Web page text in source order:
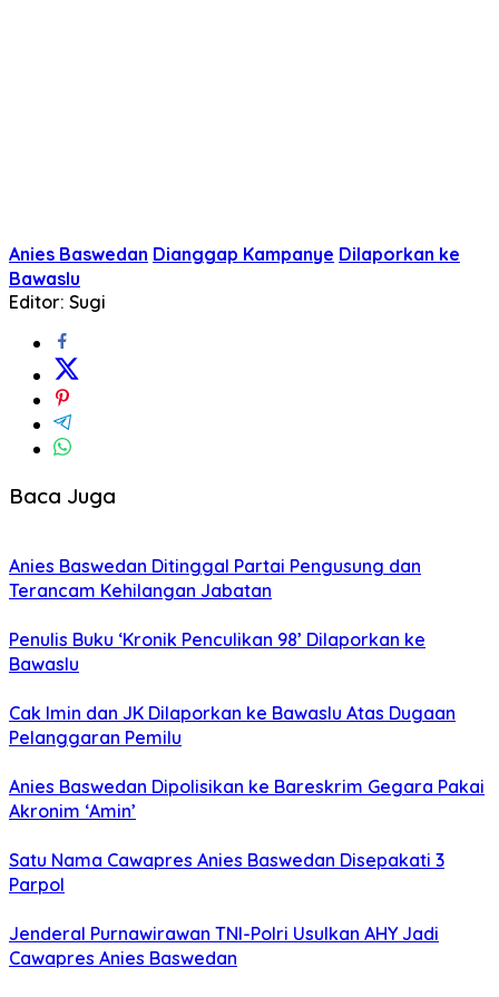
Anies Baswedan Dianggap Kampanye Dilaporkan ke
Bawaslu
Editor: Sugi
Baca Juga
Anies Baswedan Ditinggal Partai Pengusung dan
Terancam Kehilangan Jabatan
Penulis Buku ‘Kronik Penculikan 98’ Dilaporkan ke
Bawaslu
Cak Imin dan JK Dilaporkan ke Bawaslu Atas Dugaan
Pelanggaran Pemilu
Anies Baswedan Dipolisikan ke Bareskrim Gegara Pakai
Akronim ‘Amin’
Satu Nama Cawapres Anies Baswedan Disepakati 3
Parpol
Jenderal Purnawirawan TNI-Polri Usulkan AHY Jadi
Cawapres Anies Baswedan